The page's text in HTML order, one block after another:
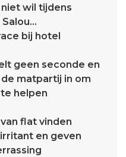
wil tijdens
bij hotel
geen seconde en
matpartij in om
helpen
flat vinden
en geven